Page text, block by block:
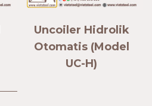
Uncoiler Hidrolik
Otomatis (Model
UC-H)